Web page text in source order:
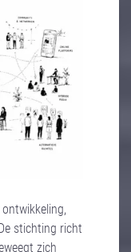
stichting richt
zich